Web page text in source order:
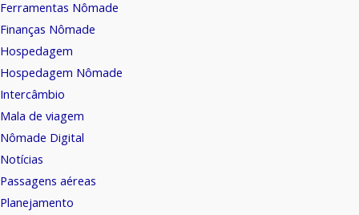
Ferramentas Nômade
Finanças Nômade
Hospedagem
Hospedagem Nômade
Intercâmbio
Mala de viagem
Nômade Digital
Notícias
Passagens aéreas
Planejamento